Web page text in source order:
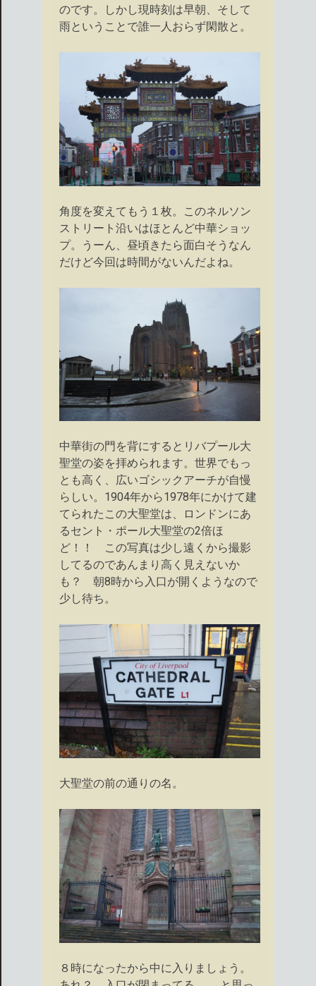
のです。しかし現時刻は早朝、そして
雨ということで誰一人おらず閑散と。
角度を変えてもう１枚。このネルソン
ストリート沿いはほとんど中華ショッ
プ。うーん、昼頃きたら面白そうなん
だけど今回は時間がないんだよね。
中華街の門を背にするとリバプール大
聖堂の姿を拝められます。世界でもっ
とも高く、広いゴシックアーチが自慢
らしい。1904年から1978年にかけて建
てられたこの大聖堂は、ロンドンにあ
るセント・ポール大聖堂の2倍ほ
ど！！ この写真は少し遠くから撮影
してるのであんまり高く見えないか
も？ 朝8時から入口が開くようなので
少し待ち。
大聖堂の前の通りの名。
８時になったから中に入りましょう。